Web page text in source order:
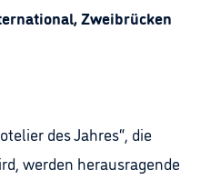
Zweibrücken
des Jahres“, die
werden herausragende